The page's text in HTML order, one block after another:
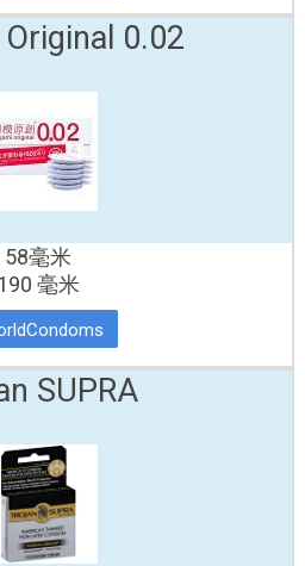
0.02
58毫米
毫米
SUPRA